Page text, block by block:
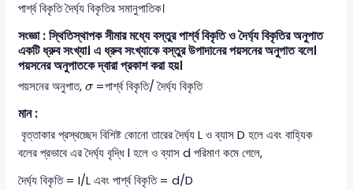
পার্শ্ব বিকৃতি দৈর্ঘ্য বিকৃতির সমানুপাতিক।
সংজ্ঞা : স্থিতিস্থাপক সীমার মধ্যে বস্তুর পার্শ্ব বিকৃতি ও দৈর্ঘ্য বিকৃতির অনুপাত
একটি ধ্রুব সংখ্যা। এ ধ্রুব সংখ্যাকে বস্তুর উপাদানের পয়সনের অনুপাত বলে।
পয়সনের অনুপাতকে দ্বারা প্রকাশ করা হয়।
পয়সনের অনুপাত,σ
σ=পার্শ্ব বিকৃতি/ দৈর্ঘ্য বিকৃতি
মান :
বৃত্তাকার প্রস্থচ্ছেদ বিশিষ্ট কোনো তারের দৈর্ঘ্য L ও ব্যাস D হলে এবং বাহ্যিক
বলের প্রভাবে এর দৈর্ঘ্য বৃদ্ধি l হলে ও ব্যাস d পরিমাণ কমে গেলে,
দৈর্ঘ্য বিকৃতি = I/L এবং পার্শ্ব বিকৃতি = d/D